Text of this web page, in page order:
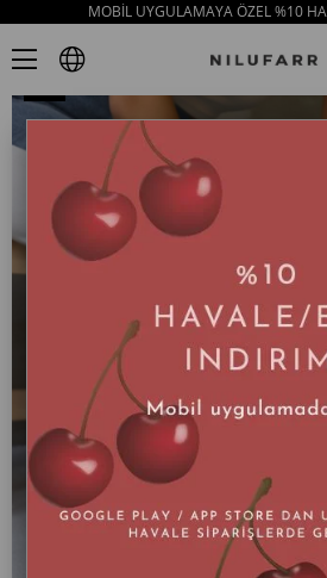
MOBİL UYGULAMAYA ÖZEL %10
Julia Beyaz Hakiki Deri Kadın Sneaker